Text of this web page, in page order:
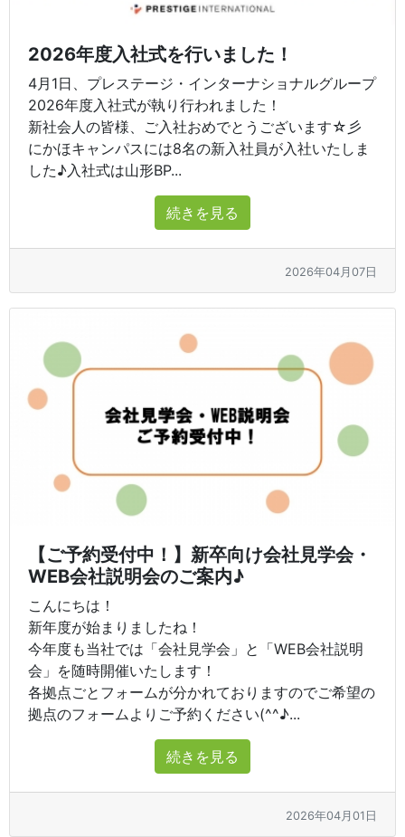
2026年度入社式を行いました！
4月1日、プレステージ・インターナショナルグループ
2026年度入社式が執り行われました！
新社会人の皆様、ご入社おめでとうございます☆彡
にかほキャンパスには8名の新入社員が入社いたしま
した♪入社式は山形BP...
続きを見る
2026年04月07日
【ご予約受付中！】新卒向け会社見学会・
WEB会社説明会のご案内♪
こんにちは！
新年度が始まりましたね！
今年度も当社では「会社見学会」と「WEB会社説明
会」を随時開催いたします！
各拠点ごとフォームが分かれておりますのでご希望の
拠点のフォームよりご予約ください(^^♪...
続きを見る
2026年04月01日